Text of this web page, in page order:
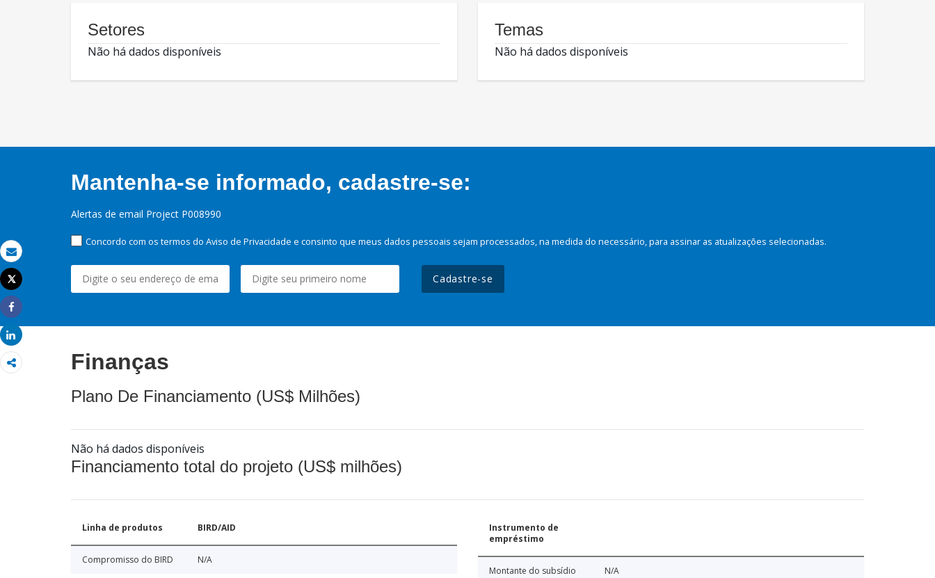
Email
Imprimir
Tweet
Share
Share
Setores
Não há dados disponíveis
Temas
Não há dados disponíveis
Mantenha-se informado, cadastre-se:
Alertas de email Project P008990
Concordo com os termos do Aviso de Privacidade e consinto que meus dados pessoais sejam processados, na medida do necessário, para assinar as atualizações selecionadas.
Cadastre-se
Finanças
Plano De Financiamento (US$ Milhões)
Não há dados disponíveis
Financiamento total do projeto (US$ milhões)
Linha de produtos BIRD/AID
Compromisso do BIRD N/A
Instrumento de
empréstimo
Montante do subsídio N/A